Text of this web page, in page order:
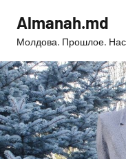
содержимому
Almanah.md
Молдова. Прошлое.